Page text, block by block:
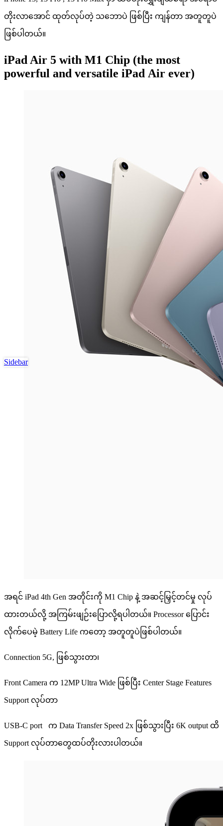
တိုးလာအောင် ထုတ်လုပ်တဲ့ သဘောပဲ ဖြစ်ပြီး ကျန်တာ အတူတူပဲ
ဖြစ်ပါတယ်။
iPad Air 5 with M1 Chip (the most
powerful and versatile iPad Air ever)
အရင် iPad 4th Gen အတိုင်းကို M1 Chip နဲ့ အဆင့်မြှင့်တင်မှု လုပ်
ထားတယ်လို့ အကြမ်းဖျဉ်းပြောလို့ရပါတယ်။ Processor ပြောင်း
လိုက်ပေမဲ့ Battery Life ကတော့ အတူတူပဲဖြစ်ပါတယ်။
Connection 5G, ဖြစ်သွားတာ၊
Front Camera က 12MP Ultra Wide ဖြစ်ပြီး Center Stage Features
Support လုပ်တာ
USB-C port က Data Transfer Speed 2x ဖြစ်သွား​ပြီး 6K output ထိ
Support လုပ်တာတွေထပ်တိုးလားပါတယ်။
Sidebar